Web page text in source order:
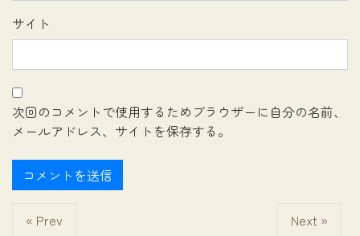
サイト
次回のコメントで使用するためブラウザーに自分の名前、
メールアドレス、サイトを保存する。
« Prev Next »